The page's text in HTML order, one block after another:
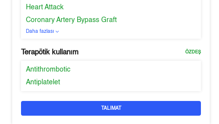
Heart Attack
Coronary Artery Bypass Graft
Daha fazlası
Terapötik kullanım ÖZDEŞ
Antithrombotic
Antiplatelet
TALIMAT